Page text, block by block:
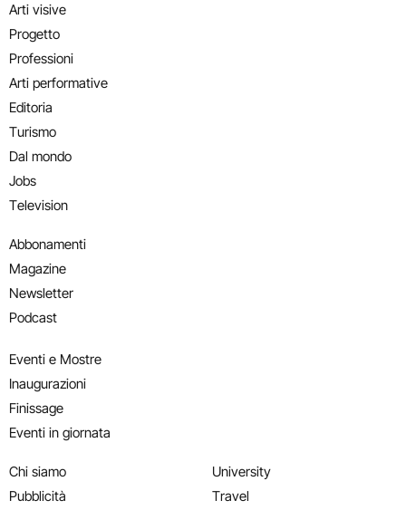
Arti visive
Progetto
Professioni
Arti performative
Editoria
Turismo
Dal mondo
Jobs
Television
Abbonamenti
Magazine
Newsletter
Podcast
Eventi e Mostre
Inaugurazioni
Finissage
Eventi in giornata
Chi siamo
Pubblicità
University
Travel